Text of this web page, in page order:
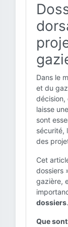
Dans le
et du
décision,
laisse
sont
sécurité,
des
Cet
dossiers
gazière,
dossiers.
Que